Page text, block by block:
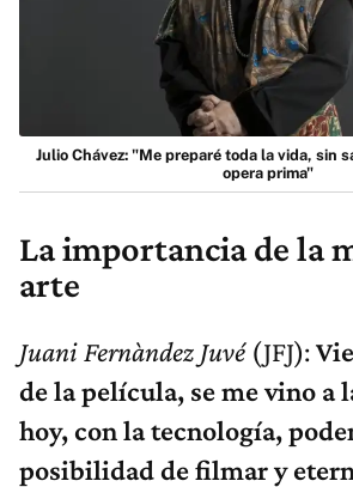
Julio Chávez: "Me preparé toda la vida, sin
opera prima"
La importancia de la
arte
Juani Fernàndez Juvé(JFJ):
de la película, se me vino a
hoy, con la tecnología,
posibilidad de filmar y